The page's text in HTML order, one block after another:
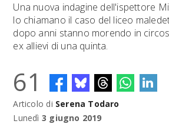
DIEGO ZANDEL GLI ANNI DI PIETRA
Una nuova indagine dell'ispettore
lo chiamano il caso del liceo
dopo anni stanno morendo in
ex allievi di una quinta.
61
Articolo di Serena Todaro
Lunedì 3 giugno 2019